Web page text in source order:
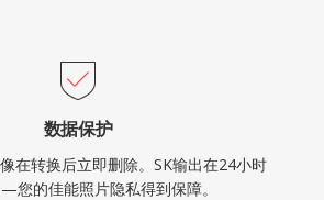
数据保护
在转换后立即删除。SK输出在24小时
的佳能照片隐私得到保障。